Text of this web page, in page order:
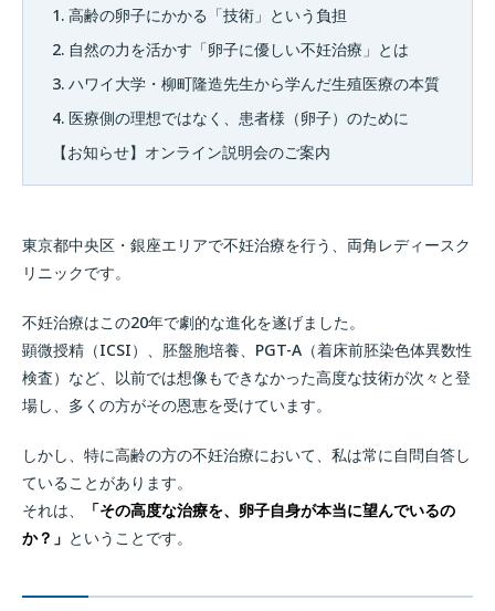
1. 高齢の卵子にかかる「技術」という負担
2. 自然の力を活かす「卵子に優しい不妊治療」とは
3. ハワイ大学・柳町隆造先生から学んだ生殖医療の本質
4. 医療側の理想ではなく、患者様（卵子）のために
【お知らせ】オンライン説明会のご案内
東京都中央区・銀座エリアで不妊治療を行う、両角レディースク
リニックです。
不妊治療はこの20年で劇的な進化を遂げました。
顕微授精（ICSI）、胚盤胞培養、PGT-A（着床前胚染色体異数性
検査）など、以前では想像もできなかった高度な技術が次々と登
場し、多くの方がその恩恵を受けています。
しかし、特に高齢の方の不妊治療において、私は常に自問自答し
ていることがあります。
それは、
「その高度な治療を、卵子自身が本当に望んでいるの
か？」 ということです。